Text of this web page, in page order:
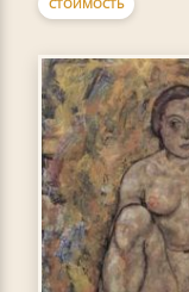
СТОИМОСТЬ